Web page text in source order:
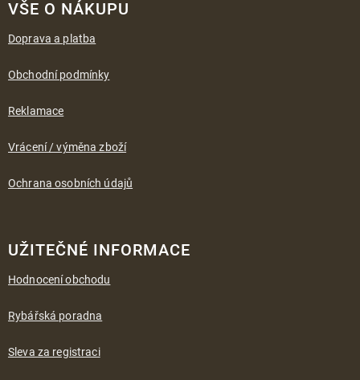
VŠE O NÁKUPU
Doprava a platba
Obchodní podmínky
Reklamace
Vrácení / výměna zboží
Ochrana osobních údajů
UŽITEČNÉ INFORMACE
Hodnocení obchodu
Rybářská poradna
Sleva za registraci